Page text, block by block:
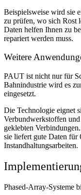
Beispielsweise wird sie
zu prüfen, wo sich Rost
Daten helfen Ihnen zu
repariert werden muss.
Weitere
PAUT ist nicht nur für
Bahnindustrie wird es
eingesetzt.
Die Technologie eignet
Verbundwerkstoffen
geklebten
sie liefert gute Daten für
Instandhaltungsarbeiten.
Phased-Array-Systeme